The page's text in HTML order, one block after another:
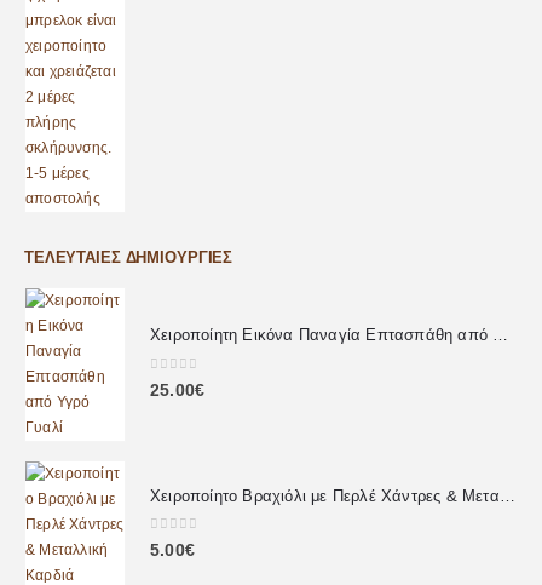
ΤΕΛΕΥΤΑΊΕΣ ΔΗΜΙΟΥΡΓΊΕΣ
Χειροποίητη Εικόνα Παναγία Επτασπάθη από Υγρό Γυαλί
0out of 5
25.00€
0 out of 5
5.00€